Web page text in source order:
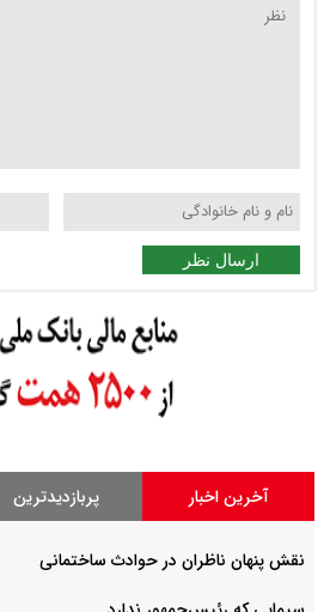
ارسال نظر
آخرین اخبار پربازدیدترین
نقش پنهان ناظران در حوادث ساختمانی